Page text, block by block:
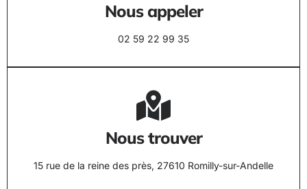
Nous appeler
02 59 22 99 35
Nous trouver
15 rue de la reine des près, 27610 Romilly-sur-Andelle